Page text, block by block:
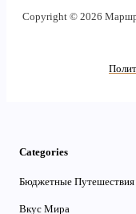
Copyright © 2026
Categories
Бюджетные Путешествия
Вкус Мира